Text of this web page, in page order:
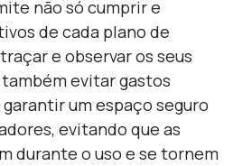
não só cumprir e
de cada plano de
e observar os seus
evitar gastos
um espaço seguro
evitando que as
durante o uso e se tornem